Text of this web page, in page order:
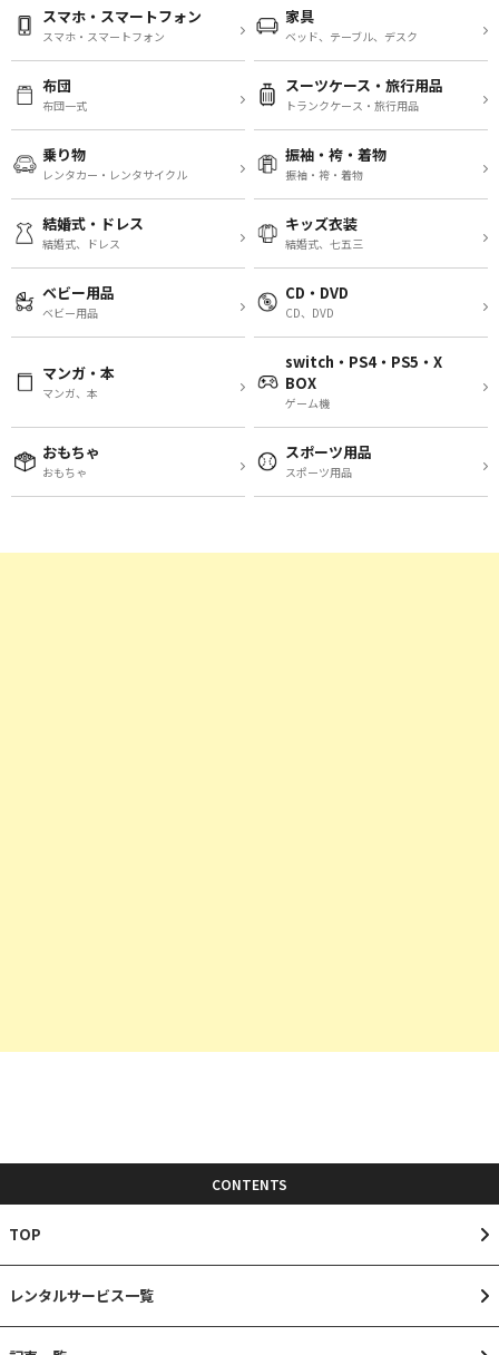
スマホ・スマートフォン
スマホ・スマートフォン
家具
ベッド、テーブル、デスク
布団
布団一式
スーツケース・旅行用品
トランクケース・旅行用品
乗り物
レンタカー・レンタサイクル
振袖・袴・着物
振袖・袴・着物
結婚式・ドレス
結婚式、ドレス
キッズ衣装
結婚式、七五三
ベビー用品
ベビー用品
CD・DVD
CD、DVD
マンガ・本
マンガ、本
switch・PS4・PS5・X
BOX
ゲーム機
おもちゃ
おもちゃ
スポーツ用品
スポーツ用品
CONTENTS
TOP
レンタルサービス一覧